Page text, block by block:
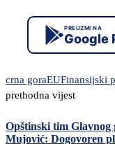
PREUZMI NA
Google
crna goraEUFinansijski
prethodna vijest
Opštinski tim Glavnog
Mujović: Dogovoren